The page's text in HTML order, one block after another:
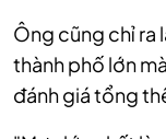
Ông cũng chỉ ra
thành phố lớn
đánh giá tổng